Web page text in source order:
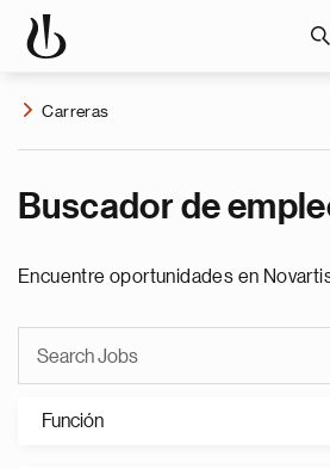
Carreras
Buscador de
Encuentre oportunidades en
Función